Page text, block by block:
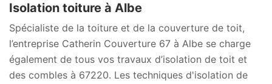
Isolation toiture à Albe
Spécialiste de la toiture et de la couverture de toit,
l’entreprise Catherin Couverture 67 à Albe se charge
également de tous vos travaux d’isolation de toit et
des combles à 67220. Les techniques d'isolation de